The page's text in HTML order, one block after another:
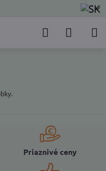
Priaznivé ceny